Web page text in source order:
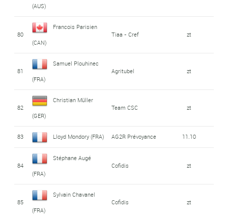
(AUS)
80
Francois Parisien
(CAN)
Tiaa - Cref zt
81
Samuel Plouhinec
(FRA)
Agritubel zt
82
Christian Müller
(GER)
Team CSC zt
83 Lloyd Mondory (FRA) AG2R Prévoyance 11.10
84
Stéphane Augé
(FRA)
Cofidis zt
85
Sylvain Chavanel
(FRA)
Cofidis zt